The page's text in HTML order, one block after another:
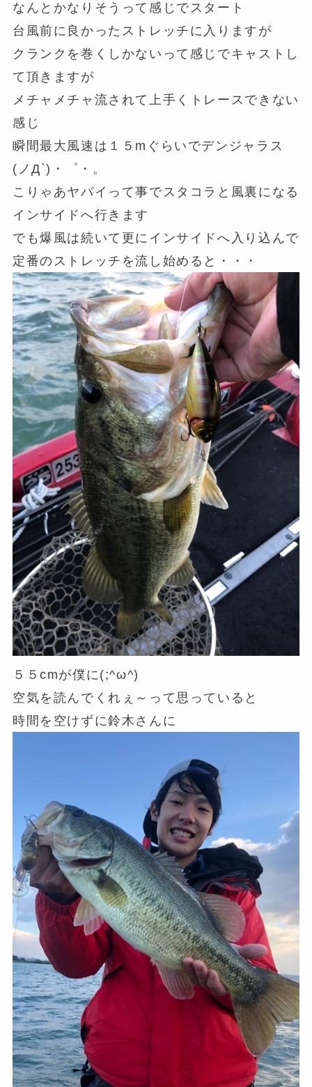
なんとかなりそうって感じでスタート
台風前に良かったストレッチに入りますが
クランクを巻くしかないって感じでキャストし
て頂きますが
メチャメチャ流されて上手くトレースできない
感じ
瞬間最大風速は１５mぐらいでデンジャラス
(ノД`)・゜・。
こりゃあヤバイって事でスタコラと風裏になる
インサイドへ行きます
でも爆風は続いて更にインサイドへ入り込んで
定番のストレッチを流し始めると・・・
５５cmが僕に(;^ω^)
空気を読んでくれぇ～って思っていると
時間を空けずに鈴木さんに